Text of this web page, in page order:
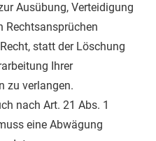
Ausübung, Verteidigung
Rechtsansprüchen
statt der Löschung
Ihrer
zu verlangen.
nach Art. 21 Abs. 1
eine Abwägung